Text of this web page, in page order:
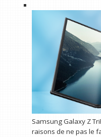
Samsung Galaxy Z
raisons de ne pas le